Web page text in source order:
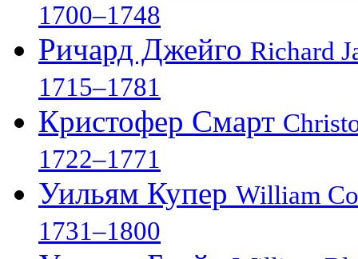
1700–1748
Ричард Джейго Richard
1715–1781
Кристофер Смарт
1722–1771
Уильям Купер William
1731–1800